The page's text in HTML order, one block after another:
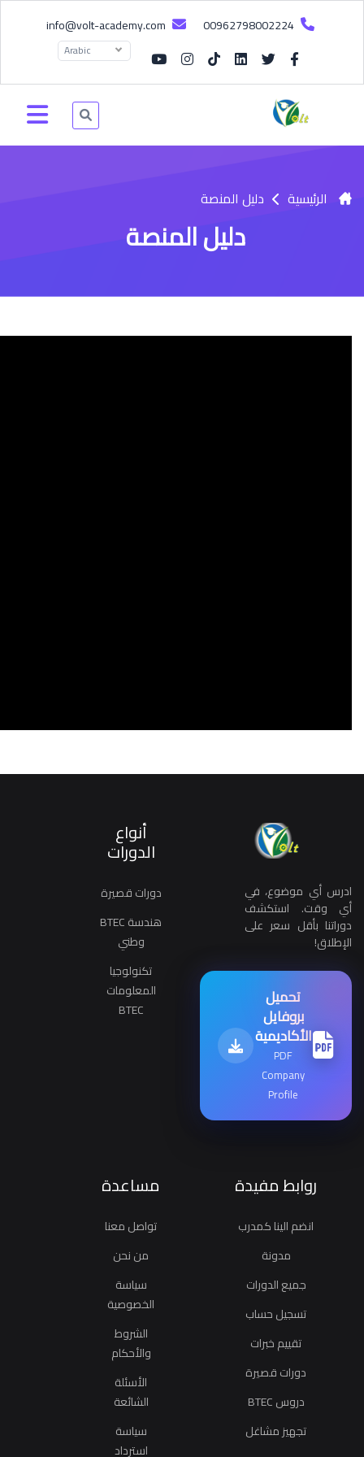
00962798002224
Arabic
الرئيسية دليل المنصة
دليل المنصة
ادرس أي موضوع، في
أي وقت. استكشف
دوراتنا بأقل سعر على
الإطلاق!
تحميل
بروفايل
الأكاديمية
PDF
Company
Profile
أنواع
الدورات
دورات قصيرة
هندسة BTEC
وطني
تكنولوجيا
المعلومات
BTEC
روابط مفيدة
انضم الينا كمدرب
مدونة
جميع الدورات
تسجيل حساب
تقييم خبرات
دورات قصيرة
دروس BTEC
تجهيز مشاغل
مساعدة
تواصل معنا
من نحن
سياسة
الخصوصية
الشروط
والأحكام
الأسئلة
الشائعة
سياسة
استرداد